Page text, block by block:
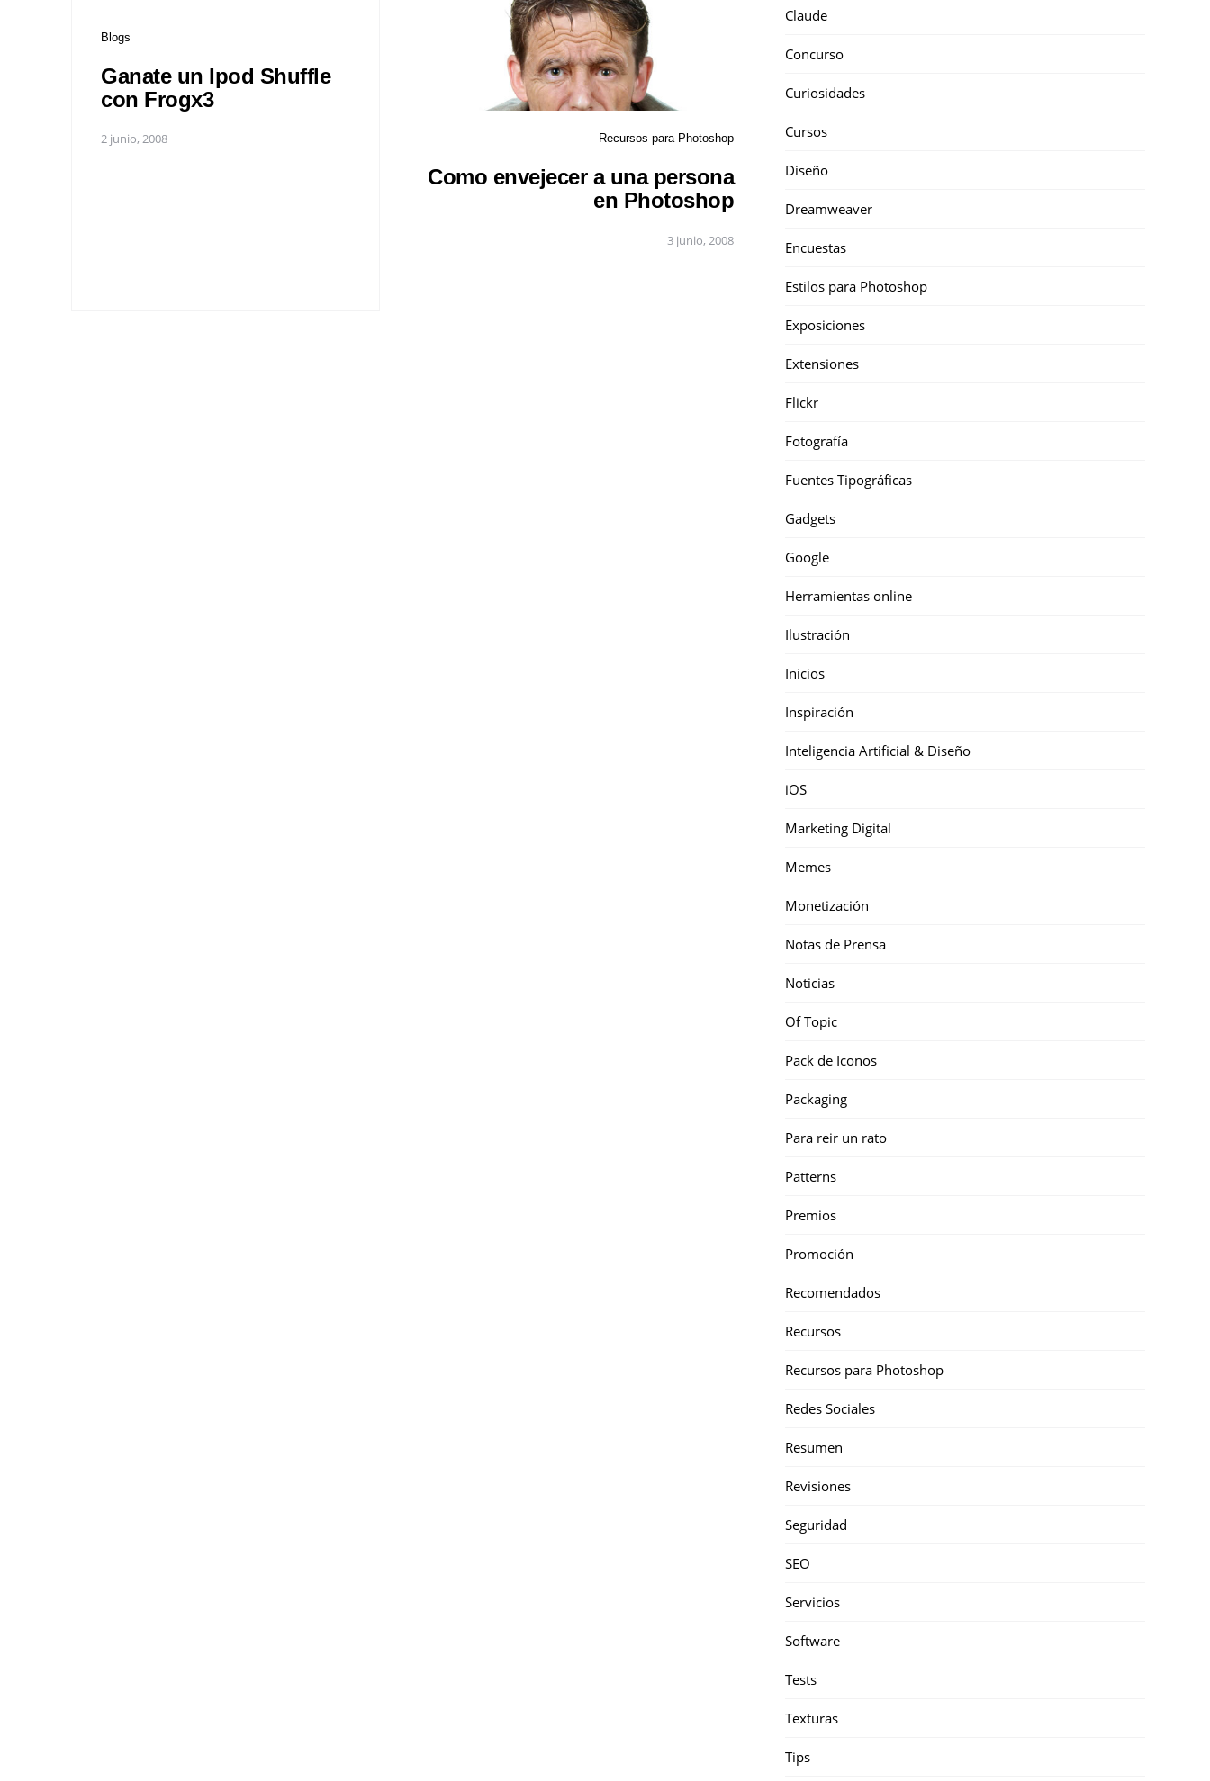
Blogs
Ganate un Ipod Shuffle
con Frogx3
2 junio, 2008 Recursos para Photoshop
Como envejecer a una persona
en Photoshop
3 junio, 2008
Claude
Concurso
Curiosidades
Cursos
Diseño
Dreamweaver
Encuestas
Estilos para Photoshop
Exposiciones
Extensiones
Flickr
Fotografía
Fuentes Tipográficas
Gadgets
Google
Herramientas online
Ilustración
Inicios
Inspiración
Inteligencia Artificial & Diseño
iOS
Marketing Digital
Memes
Monetización
Notas de Prensa
Noticias
Of Topic
Pack de Iconos
Packaging
Para reir un rato
Patterns
Premios
Promoción
Recomendados
Recursos
Recursos para Photoshop
Redes Sociales
Resumen
Revisiones
Seguridad
SEO
Servicios
Software
Tests
Texturas
Tips